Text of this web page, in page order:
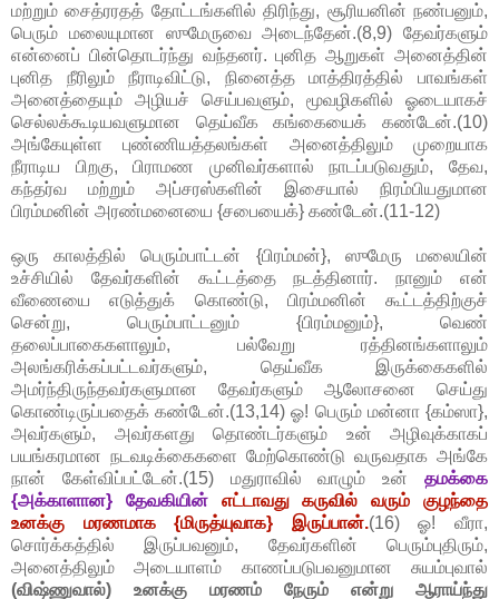
மற்றும் சைத்ரரதத் தோட்டங்களில் திரிந்து, சூரியனின் நண்பனும்,
பெரும் மலையுமான ஸுமேருவை அடைந்தேன்.(8,9) தேவர்களும்
என்னைப் பின்தொடர்ந்து வந்தனர். புனித ஆறுகள் அனைத்தின்
புனித நீரிலும் நீராடிவிட்டு, நினைத்த மாத்திரத்தில் பாவங்கள்
அனைத்தையும் அழியச் செய்பவளும், மூவழிகளில் ஓடையாகச்
செல்லக்கூடியவளுமான தெய்வீக கங்கையைக் கண்டேன்.(10)
அங்கேயுள்ள புண்ணியத்தலங்கள் அனைத்திலும் முறையாக
நீராடிய பிறகு, பிராமண முனிவர்களால் நாடப்படுவதும், தேவ,
கந்தர்வ மற்றும் அப்சரஸ்களின் இசையால் நிரம்பியதுமான
பிரம்மனின் அரண்மனையை {சபையைக்} கண்டேன்.(11-12)
ஒரு காலத்தில் பெரும்பாட்டன் {பிரம்மன்}, ஸுமேரு மலையின்
உச்சியில் தேவர்களின் கூட்டத்தை நடத்தினார். நானும் என்
வீணையை எடுத்துக் கொண்டு, பிரம்மனின் கூட்டத்திற்குச்
சென்று, பெரும்பாட்டனும் {பிரம்மனும்}, வெண்
தலைப்பாகைகளாலும், பல்வேறு ரத்தினங்களாலும்
அலங்கரிக்கப்பட்டவர்களும், தெய்வீக இருக்கைகளில்
அமர்ந்திருந்தவர்களுமான தேவர்களும் ஆலோசனை செய்து
கொண்டிருப்பதைக் கண்டேன்.(13,14) ஓ! பெரும் மன்னா {கம்ஸா},
அவர்களும், அவர்களது தொண்டர்களும் உன் அழிவுக்காகப்
பயங்கரமான நடவடிக்கைகளை மேற்கொண்டு வருவதாக அங்கே
நான் கேள்விப்பட்டேன்.(15) மதுராவில் வாழும் உன் தமக்கை
{அக்காளான} தேவகியின்எட்டாவது கருவில் வரும் குழந்தை
உனக்கு மரணமாக {மிருத்யுவாக} இருப்பான்.(16) ஓ! வீரா,
சொர்க்கத்தில் இருப்பவனும், தேவர்களின் பெரும்புதிரும்,
அனைத்திலும் அடையாளம் காணப்படுபவனுமான சுயம்புவால்
(விஷ்ணுவால்) உனக்கு மரணம் நேரும் என்று ஆராய்ந்து